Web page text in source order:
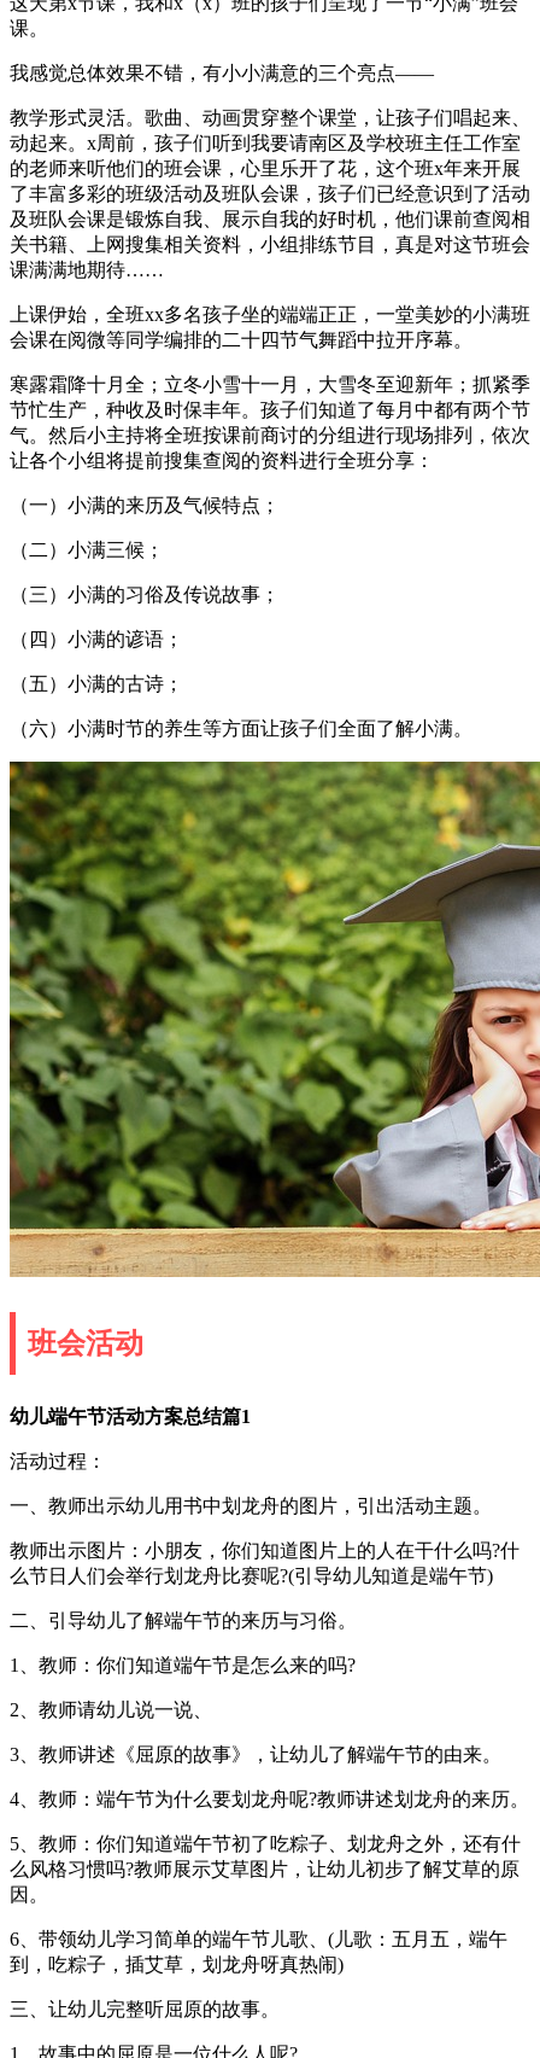
课。
我感觉总体效果不错，有小小满意的三个亮点——
教学形式灵活。歌曲、动画贯穿整个课堂，让孩子们唱起来、
动起来。x周前，孩子们听到我要请南区及学校班主任工作室
的老师来听他们的班会课，心里乐开了花，这个班x年来开展
了丰富多彩的班级活动及班队会课，孩子们已经意识到了活动
及班队会课是锻炼自我、展示自我的好时机，他们课前查阅相
关书籍、上网搜集相关资料，小组排练节目，真是对这节班会
课满满地期待……
上课伊始，全班xx多名孩子坐的端端正正，一堂美妙的小满班
会课在阅微等同学编排的二十四节气舞蹈中拉开序幕。
寒露霜降十月全；立冬小雪十一月，大雪冬至迎新年；抓紧季
节忙生产，种收及时保丰年。孩子们知道了每月中都有两个节
气。然后小主持将全班按课前商讨的分组进行现场排列，依次
让各个小组将提前搜集查阅的资料进行全班分享：
（一）小满的来历及气候特点；
（二）小满三候；
（三）小满的习俗及传说故事；
（四）小满的谚语；
（五）小满的古诗；
（六）小满时节的养生等方面让孩子们全面了解小满。
班会活动
幼儿端午节活动方案总结篇1
活动过程：
一、教师出示幼儿用书中划龙舟的图片，引出活动主题。
教师出示图片：小朋友，你们知道图片上的人在干什么吗?什
么节日人们会举行划龙舟比赛呢?(引导幼儿知道是端午节)
二、引导幼儿了解端午节的来历与习俗。
1、教师：你们知道端午节是怎么来的吗?
2、教师请幼儿说一说、
3、教师讲述《屈原的故事》，让幼儿了解端午节的由来。
4、教师：端午节为什么要划龙舟呢?教师讲述划龙舟的来历。
5、教师：你们知道端午节初了吃粽子、划龙舟之外，还有什
么风格习惯吗?教师展示艾草图片，让幼儿初步了解艾草的原
因。
6、带领幼儿学习简单的端午节儿歌、(儿歌：五月五，端午
到，吃粽子，插艾草，划龙舟呀真热闹)
三、让幼儿完整听屈原的故事。
1、故事中的屈原是一位什么人呢?